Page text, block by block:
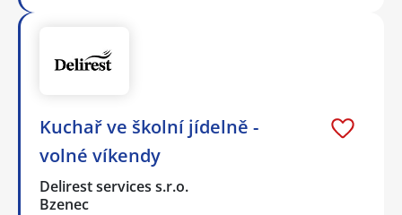
Kuchař ve školní jídelně -
volné víkendy
Delirest services s.r.o.
Bzenec